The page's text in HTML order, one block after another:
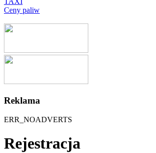
Ceny paliw
Reklama
ERR_NOADVERTS
Rejestracja